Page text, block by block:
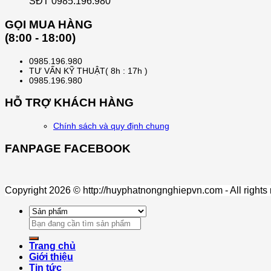
GỌI MUA HÀNG
(8:00 - 18:00)
0985.196.980
TƯ VẤN KỸ THUẬT( 8h : 17h )
0985.196.980
HỖ TRỢ KHÁCH HÀNG
Chính sách và quy định chung
FANPAGE FACEBOOK
Copyright 2026 © http://huyphatnongnghiepvn.com - All rights
Search
for:
Trang chủ
Giới thiệu
Tin tức